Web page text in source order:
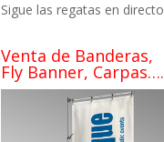
Sigue las regatas en directo
Venta de Banderas,
Fly Banner, Carpas….